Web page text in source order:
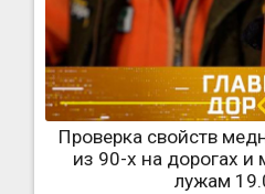
Проверка свойств
из 90-х на дорогах и
лужам